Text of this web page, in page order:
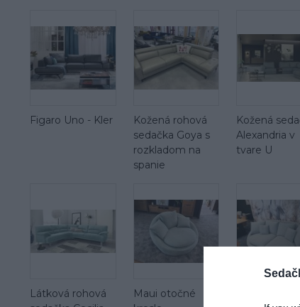
Figaro Uno - Kler
Kožená rohová
sedačka Goya s
rozkladom na
spanie
Kožená
Alexandria v
tvare U
Látková rohová
Maui otočné